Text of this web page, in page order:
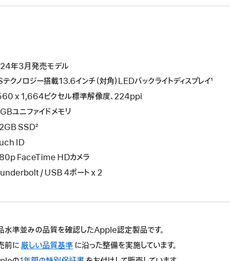
年3月発売モデル
クノロジー搭載13.6インチ（対角）LEDバックライトディスプレイ¹
x 1,664ピクセル標準解像度、224ppi
ユニファイドメモリ
SSD²
ID
FaceTime HDカメラ
/ USB 4ポート x 2
水準並みの品質を確認したApple認定製品です。
前に 厳しい品質基準 に沿った整備を実施しています。